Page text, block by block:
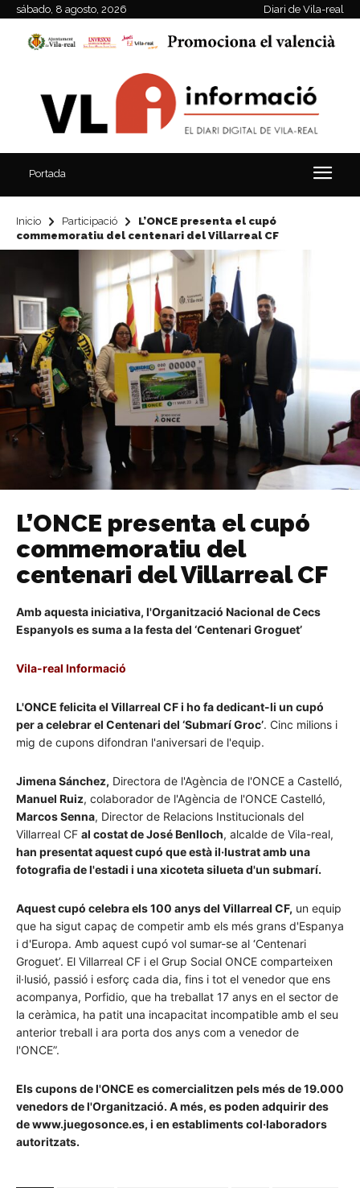
sábado, 8 agosto, 2026 Diari de Vila-real
Portada
Inicio Participació
L’ONCE presenta el cupó
commemoratiu del centenari del Villarreal CF
L’ONCE presenta el cupó
commemoratiu del
centenari del Villarreal CF
Amb aquesta iniciativa, l'Organització Nacional de Cecs
Espanyols es suma a la festa del ‘Centenari Groguet’
Vila-real Informació
L'ONCE felicita el Villarreal CF i ho fa dedicant-li un cupó
per a celebrar el Centenari del ‘Submarí Groc’. Cinc milions i
mig de cupons difondran l'aniversari de l'equip.
Jimena Sánchez, Directora de l'Agència de l'ONCE a Castelló,
Manuel Ruiz, colaborador de l'Agència de l'ONCE Castelló,
Marcos Senna, Director de Relacions Institucionals del
Villarreal CF al costat de José Benlloch, alcalde de Vila-real,
han presentat aquest cupó que està il·lustrat amb una
fotografia de l'estadi i una xicoteta silueta d'un submarí.
Aquest cupó celebra els 100 anys del Villarreal CF, un equip
que ha sigut capaç de competir amb els més grans d'Espanya
i d'Europa. Amb aquest cupó vol sumar-se al ‘Centenari
Groguet’. El Villarreal CF i el Grup Social ONCE comparteixen
il·lusió, passió i esforç cada dia, fins i tot el venedor que ens
acompanya, Porfidio, que ha treballat 17 anys en el sector de
la ceràmica, ha patit una incapacitat incompatible amb el seu
anterior treball i ara porta dos anys com a venedor de
l'ONCE”.
Els cupons de l'ONCE es comercialitzen pels més de 19.000
venedors de l'Organització. A més, es poden adquirir des
de www.juegosonce.es, i en establiments col·laboradors
autoritzats.